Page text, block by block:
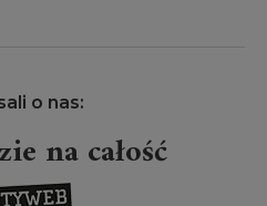
o nas:
na całość